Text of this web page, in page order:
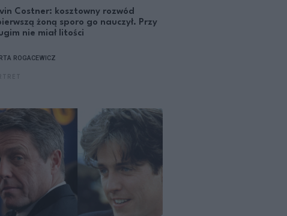
Costner: kosztowny rozwód
żoną sporo go nauczył. Przy
nie miał litości
ROGACEWICZ